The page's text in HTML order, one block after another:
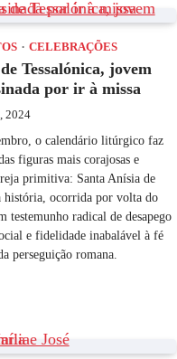
CELEBRAÇÕES
Tessalónica, jovem
por ir à missa
2024
o calendário litúrgico faz
figuras mais corajosas e
primitiva: Santa Anísia de
história, ocorrida por volta do
testemunho radical de desapego
e fidelidade inabalável à fé
perseguição romana.